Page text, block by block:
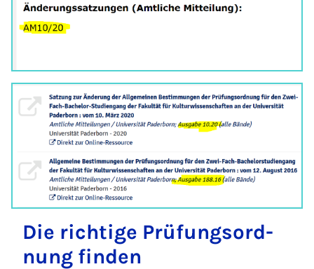
Die rich­ti­ge Prü­­fungs­­ord­­
nung fin­den